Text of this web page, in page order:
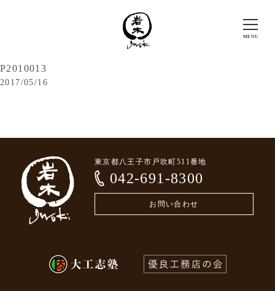
P2010013
2017/05/16
東京都八王子市戸吹町511番地
042-691-8300
お問い合わせ